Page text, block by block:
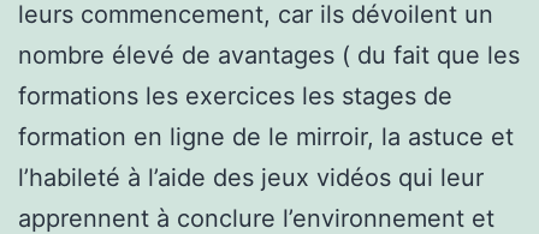
leurs commencement, car ils dévoilent un
nombre élevé de avantages ( du fait que les
formations les exercices les stages de
formation en ligne de le mirroir, la astuce et
l’habileté à l’aide des jeux vidéos qui leur
apprennent à conclure l’environnement et